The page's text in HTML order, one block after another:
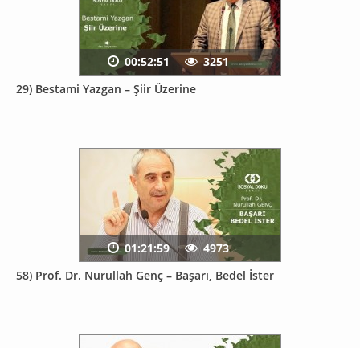
29) Bestami Yazgan – Şiir Üzerine
00:52:51 3251
58) Prof. Dr. Nurullah Genç – Başarı, Bedel İster
01:21:59 4973